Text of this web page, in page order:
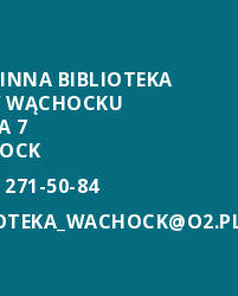
BIBLIOTEKA
7
271-50-84